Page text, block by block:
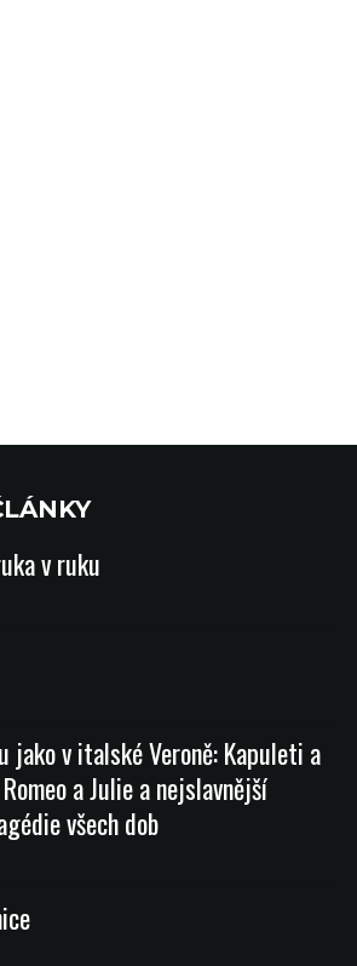
v ruku
jako v italské Veroně: Kapuleti a
a Julie a nejslavnější
všech dob